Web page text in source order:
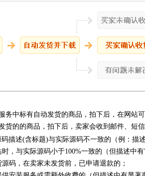
务中标有自动发货的商品，拍下后，在网站
货的的商品，拍下后，卖家会收到邮件、短
码描述(含标题)与实际源码不一致的（例：描
时，与实际源码小于100%一致的（但描述中
码，在卖家未发货前，已申请退款的；